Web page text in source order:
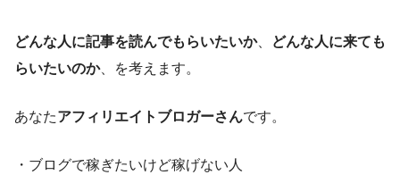
どんな人に記事を読んでもらいたいか、
どんな人に来ても
らいたいのか、を考えます。
あなたアフィリエイトブロガーさんです。
・ブログで稼ぎたいけど稼げない人